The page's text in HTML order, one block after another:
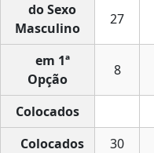
do Sexo
Masculino
27
em 1ª
Opção
8
Colocados
Colocados
30